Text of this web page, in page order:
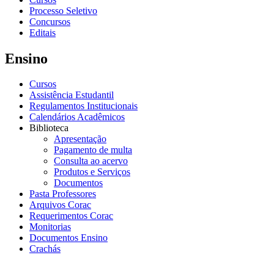
Processo Seletivo
Concursos
Editais
Ensino
Cursos
Assistência Estudantil
Regulamentos Institucionais
Calendários Acadêmicos
Biblioteca
Apresentação
Pagamento de multa
Consulta ao acervo
Produtos e Serviços
Documentos
Pasta Professores
Arquivos Corac
Requerimentos Corac
Monitorias
Documentos Ensino
Crachás